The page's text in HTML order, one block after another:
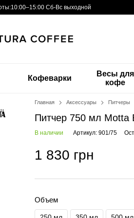
10:00–15:00 Сб-Вс выходной
Кофеварки
Весы для
кофе
Главная Аксессуары Питчеры
Питчер 750 мл Motta
В наличии Артикул: 901/75
1 830 грн
Объем